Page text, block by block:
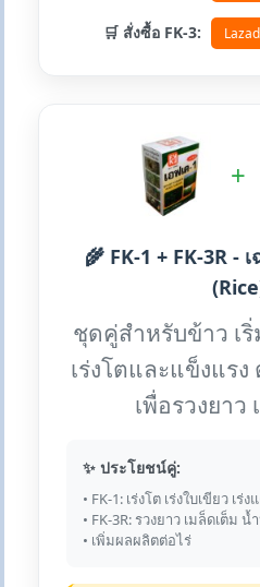
🛒 สั่งซื้อ FK-3:
+
🌾 FK-1 + FK-3R -
ชุดคู่สำหรับข้าว เริ่
เร่งโตและแข็งแรง
เพื่อรวงยาว
✨ ประโยชน์คู่:
• FK-1: เร่งโต เร่งใบเขียว เร่
• FK-3R: รวงยาว เมล็ดเต็ม
• เพิ่มผลผลิตต่อไร่